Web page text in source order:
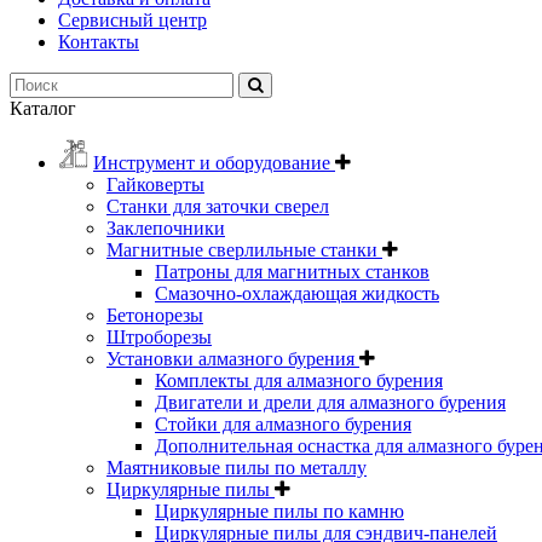
Сервисный центр
Контакты
Каталог
Инструмент и оборудование
Гайковерты
Станки для заточки сверел
Заклепочники
Магнитные сверлильные станки
Патроны для магнитных станков
Смазочно-охлаждающая жидкость
Бетонорезы
Штроборезы
Установки алмазного бурения
Комплекты для алмазного бурения
Двигатели и дрели для алмазного бурения
Стойки для алмазного бурения
Дополнительная оснастка для алмазного
Маятниковые пилы по металлу
Циркулярные пилы
Циркулярные пилы по камню
Циркулярные пилы для сэндвич-панелей